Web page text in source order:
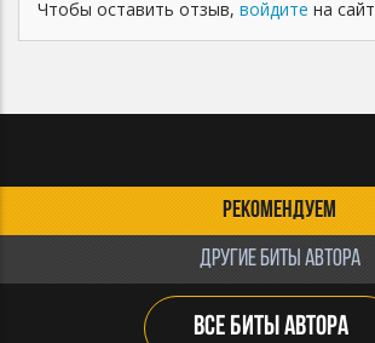
Чтобы оставить отзыв, войдите на сайт
РЕКОМЕНДУЕМ
ДРУГИЕ БИТЫ АВТОРА
ВСЕ БИТЫ АВТОРА